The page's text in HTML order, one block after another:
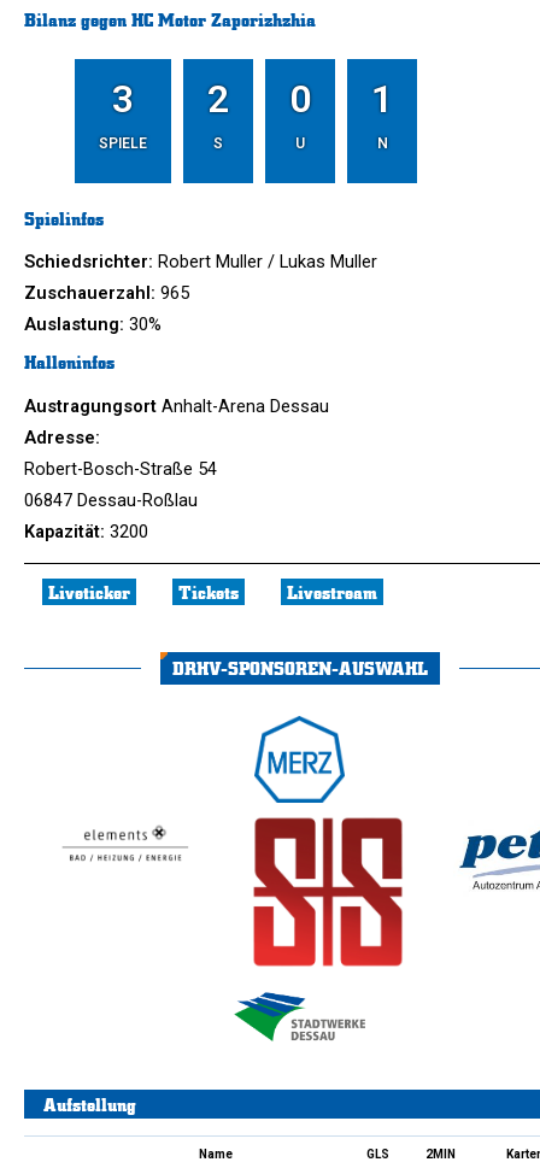
Bilanz gegen HC Motor Zaporizhzhia
3
SPIELE
2
S
0
U
1
N
Spielinfos
Schiedsrichter: Robert Muller / Lukas Muller
Zuschauerzahl: 965
Auslastung: 30%
Halleninfos
Austragungsort Anhalt-Arena Dessau
Adresse:
Robert-Bosch-Straße 54
06847 Dessau-Roßlau
Kapazität: 3200
Liveticker Tickets Livestream
DRHV-SPONSOREN-AUSWAHL
Aufstellung
Name GLS 2MIN